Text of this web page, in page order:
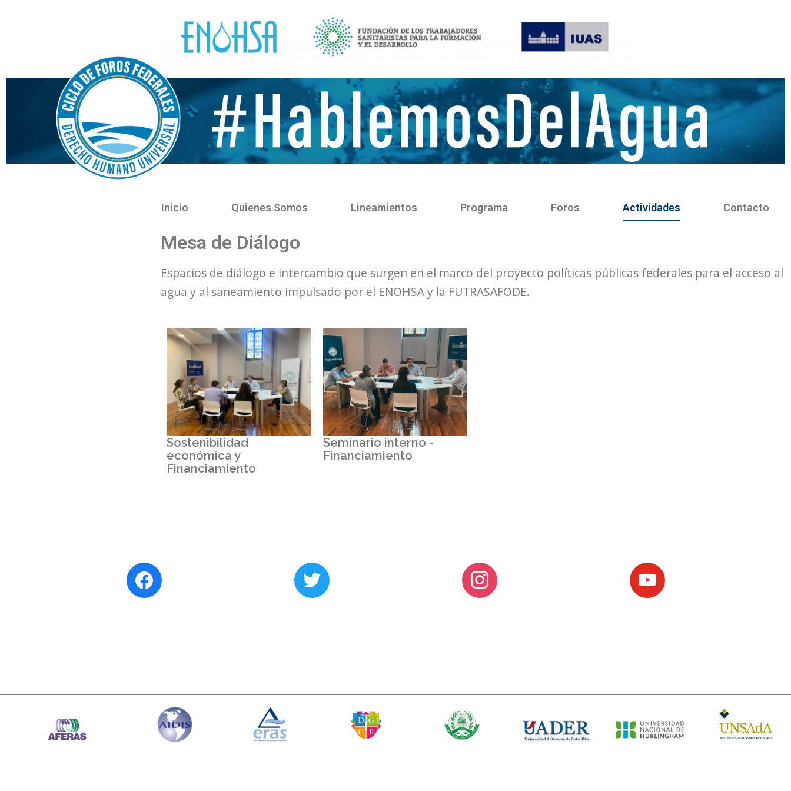
Inicio Quienes Somos Lineamientos Programa Foros Actividades Contacto
Mesa de Diálogo
Espacios de diálogo e intercambio que surgen en el marco del proyecto políticas públicas federales para el acceso al
agua y al saneamiento impulsado por el ENOHSA y la FUTRASAFODE.
Sostenibilidad
económica y
Financiamiento
Seminario interno -
Financiamiento